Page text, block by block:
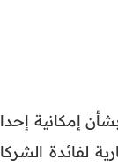
إمكانية
لفائدة